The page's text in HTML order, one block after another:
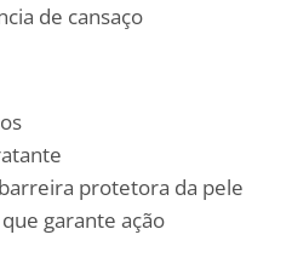
de cansaço
protetora da pele
garante ação